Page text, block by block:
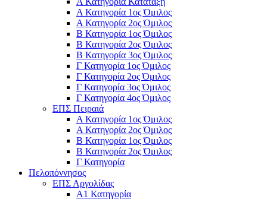
Α Κατηγορία 1ος Όμιλος
Α Κατηγορία 2ος Όμιλος
Β Κατηγορία 1ος Όμιλος
Β Κατηγορία 2ος Όμιλος
Β Κατηγορία 3ος Όμιλος
Γ Κατηγορία 1ος Όμιλος
Γ Κατηγορία 2ος Όμιλος
Γ Κατηγορία 3ος Όμιλος
Γ Κατηγορία 4ος Όμιλος
ΕΠΣ Πειραιά
Α Κατηγορία 1ος Όμιλος
Α Κατηγορία 2ος Όμιλος
Β Κατηγορία 1ος Όμιλος
Β Κατηγορία 2ος Όμιλος
Γ Κατηγορία
Πελοπόννησος
ΕΠΣ Αργολίδας
Α1 Κατηγορία